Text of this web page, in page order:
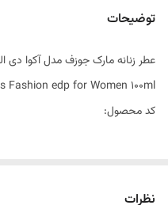
توضیحات
عطر زنانه مارک جوزف مدل آکوا دی
Fashion edp for Women 100ml
کد محصول:
نظرات